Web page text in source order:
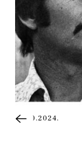
21.10.2024.